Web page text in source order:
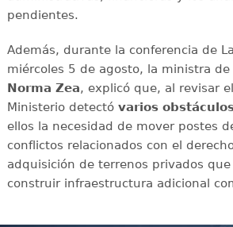
pendientes.
Además, durante la conferencia de
miércoles 5 de agosto, la ministra de
Norma Zea, explicó que, al revisar
Ministerio detectó varios
ellos la necesidad de mover postes
conflictos relacionados con el
adquisición de terrenos privados
construir infraestructura adicional